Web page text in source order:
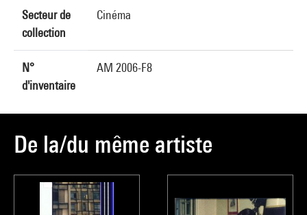
Secteur de
collection
Cinéma
N°
d'inventaire
AM 2006-F8
De la/du même artiste